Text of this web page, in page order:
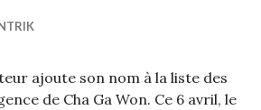
ajoute son nom à la liste des
de Cha Ga Won. Ce 6 avril, le